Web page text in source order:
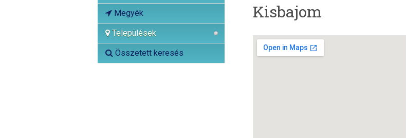
Megyék
Települések
Összetett keresés
Kisbajom